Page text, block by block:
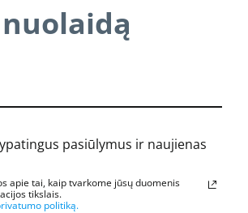
nuolaidą
pasiūlymus ir naujienas
apie tai, kaip tvarkome jūsų duomenis
tikslais.
politiką.